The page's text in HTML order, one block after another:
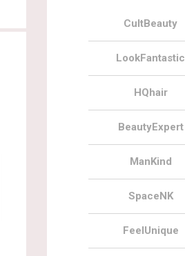
CultBeauty
LookFantastic
HQhair
BeautyExpert
ManKind
SpaceNK
FeelUnique